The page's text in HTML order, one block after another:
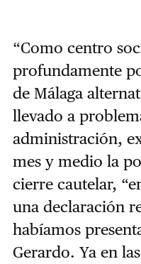
“Como centro
profundamente
de Málaga
llevado a
administración,
mes y medio la
cierre cautelar,
una declaración
habíamos
Gerardo. Ya en las